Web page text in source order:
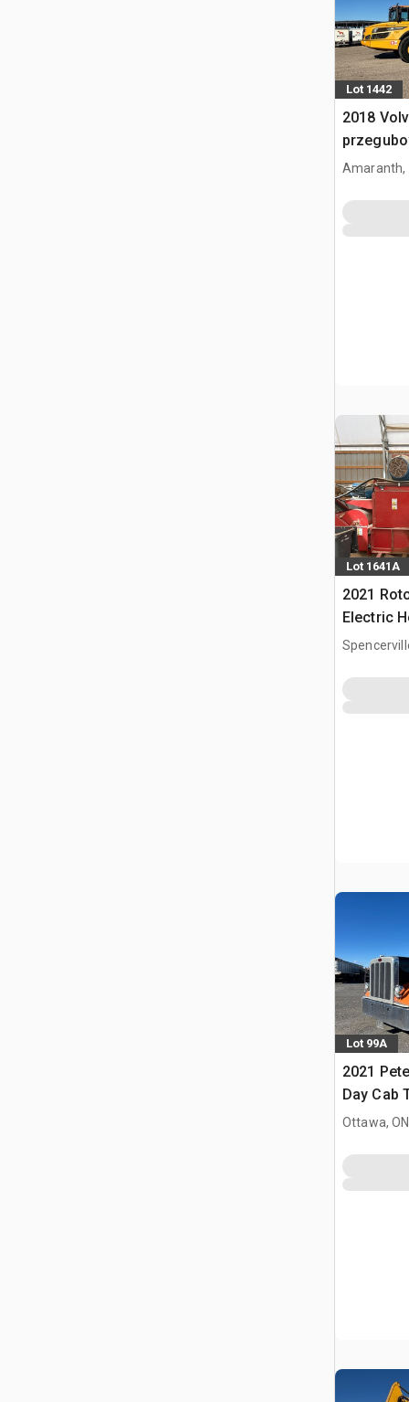
Lot 1442
2018
Amaranth,
Lot 1641A
2021
Electric
Wood
Lot 99A
2021
Day Cab
Ottawa,